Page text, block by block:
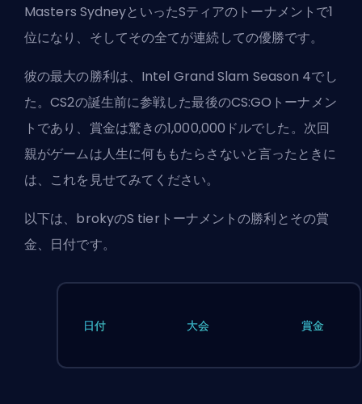
Masters SydneyといったSティアのトーナメントで1
位になり、そしてその全てが連続しての優勝です。
彼の最大の勝利は、Intel Grand Slam Season 4でし
た。CS2の誕生前に参戦した最後のCS:GOトーナメン
トであり、賞金は驚きの1,000,000ドルでした。次回
親がゲームは人生に何ももたらさないと言ったときに
は、これを見せてみてください。
以下は、brokyのS tierトーナメントの勝利とその賞
金、日付です。
日付 大会 賞金